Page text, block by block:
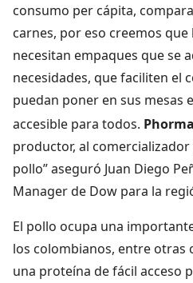
consumo per cápita,
carnes, por eso creemos
necesitan empaques que se
necesidades, que faciliten el
puedan poner en sus mesas
accesible para todos.
productor, al
pollo” aseguró Juan Diego
Manager de Dow para la
El pollo ocupa una
los colombianos, entre otras
una proteína de fácil acceso